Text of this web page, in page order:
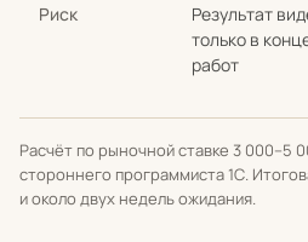
Риск
Результат
только в
работ
Расчёт по рыночной ставке 3 000–5
стороннего программиста 1С.
и около двух недель ожидания.